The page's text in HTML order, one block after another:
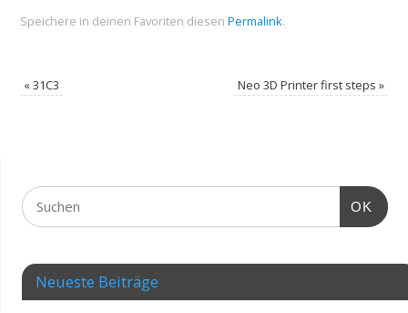
Speichere in deinen Favoriten diesen Permalink.
«31C3 Neo 3D Printer first steps»
OK
Neueste Beiträge